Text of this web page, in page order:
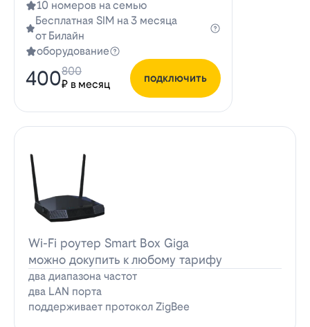
10 номеров на семью
Бесплатная SIM на 3 месяца
от Билайн
оборудование
400₽ в месяц
800
подключить
Wi-Fi роутер Smart Box Giga
можно докупить к любому тарифу
два диапазона частот
два LAN порта
поддерживает протокол ZigBee